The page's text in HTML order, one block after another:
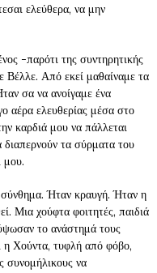
ελεύθερα, να μην
-παρότι της συντηρητικής
Βέλλε. Από εκεί μαθαίναμε τα
σα να ανοίγαμε ένα
αέρα ελευθερίας μέσα στο
καρδιά μου να πάλλεται
διαπερνούν τα σύρματα του
μου.
Ήταν κραυγή. Ήταν η
Μια χούφτα φοιτητές, παιδιά
το ανάστημά τους
η Χούντα, τυφλή από φόβο,
συνομήλικους να